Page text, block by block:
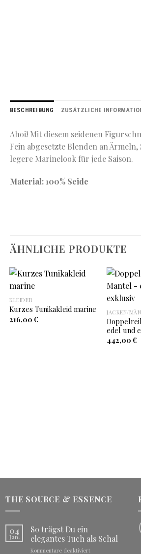
BESCHREIBUNG ZUSÄTZLICHE
Ahoi! Mit diesem seidenen
Fein abgesetzte Blenden an
legere Marinelook für jede Saison.
Material: 100% Seide
ÄHNLICHE PRODUKTE
die
KLEIDER
Kurzes Tunikakleid marine
216,00€
JACKEN/
edel und
442,00€
THE SOURCE & ESSENCE
04
Jan.
So trägst Du ein
elegantes Tuch als Schal
Kommentare deaktiviert